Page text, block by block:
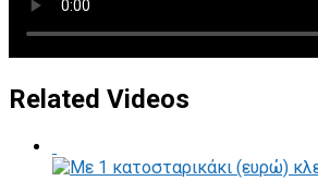
Related Videos